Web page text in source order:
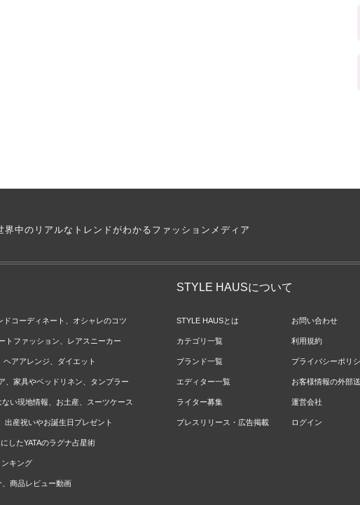
界中のリアルなトレンドがわかるファッションメディア
コーディネート、オシャレのコツ
トファッション、レアスニーカー
ヘアアレンジ、ダイエット
、家具やベッドリネン、タンブラー
い現地情報、お土産、スーツケース
出産祝いやお誕生日プレゼント
したYATAのラグナ占星術
ンキング
商品レビュー動画
STYLE HAUSについて
STYLE HAUSとは
カテゴリ一覧
ブランド一覧
エディター一覧
ライター募集
プレスリリース・広告掲載
お問い合わせ
利用規約
プライバシーポリ
お客様情報の外部
運営会社
ログイン